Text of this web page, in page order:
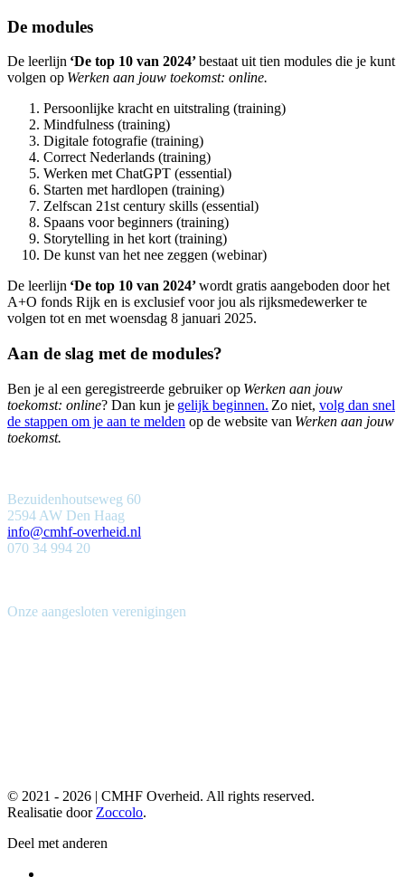
De modules
De leerlijn ‘De top 10 van 2024’bestaat uit tien modules die je kunt
volgen op Werken aan jouw toekomst: online.
Persoonlijke kracht en uitstraling (training)
Mindfulness (training)
Digitale fotografie (training)
Correct Nederlands (training)
Werken met ChatGPT (essential)
Starten met hardlopen (training)
Zelfscan 21st century skills (essential)
Spaans voor beginners (training)
Storytelling in het kort (training)
De kunst van het nee zeggen (webinar)
De leerlijn ‘De top 10 van 2024’wordt gratis aangeboden door het
A+O fonds Rijk en is exclusief voor jou als rijksmedewerker te
volgen tot en met woensdag 8 januari 2025.
Aan de slag met de modules?
Ben je al een geregistreerde gebruiker op Werken aan jouw
toekomst: online? Dan kun je gelijk beginnen. Zo niet, volg dan snel
de stappen om je aan te melden op de website van Werken aan jouw
toekomst.
Bezuidenhoutseweg 60
2594 AW Den Haag
info@cmhf-overheid.nl
070 34 994 20
Onze aangesloten verenigingen
© 2021 - 2026 | CMHF Overheid. All rights reserved.
Realisatie door Zoccolo.
Deel met anderen